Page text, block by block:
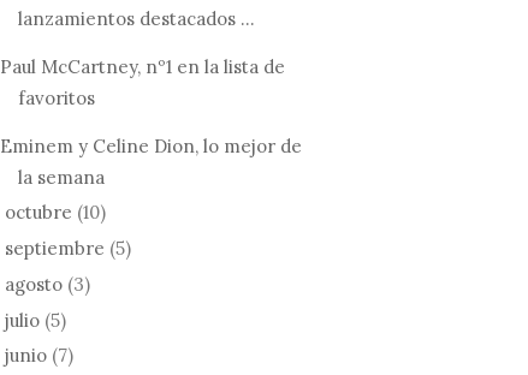
lanzamientos destacados ...
Paul McCartney, nº1 en la lista de
favoritos
Eminem y Celine Dion, lo mejor de
la semana
octubre (10)
septiembre (5)
agosto (3)
julio (5)
junio (7)